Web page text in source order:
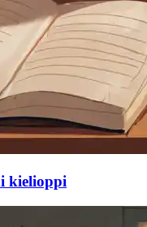
kielioppi